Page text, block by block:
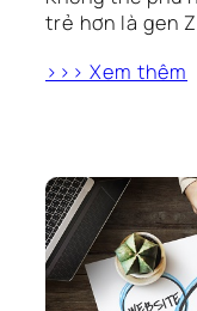
trẻ hơn là gen
>>> Xem thêm